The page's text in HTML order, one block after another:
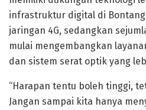
infrastruktur digital di
jaringan 4G, sedangkan
mulai mengembangkan
dan sistem serat optik yang
“Harapan tentu boleh tinggi,
Jangan sampai kita hanya